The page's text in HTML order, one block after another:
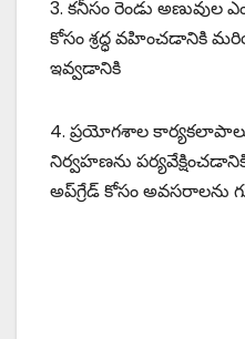
3. కనీసం రెండు
కోసం శ్రద్ధ వహించడానికి
ఇవ్వడానికి
4. ప్రయోగశాల
నిర్వహణను
అప్‌గ్రేడ్ కోసం అవసరాలను